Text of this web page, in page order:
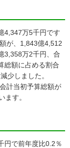
4,347万5千円です
が、1,843億4,512
3,358万2千円、合
総額に占める割合
少しました。
計当初予算総額が
ます。
円で前年度比0.2％